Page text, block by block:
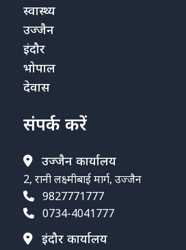
स्वास्थ्य
उज्जैन
इंदौर
भोपाल
देवास
संपर्क करें
उज्जैन कार्यालय
2, रानी लक्ष्मीबाई मार्ग, उज्जैन
9827771777
0734-4041777
इंदौर कार्यालय